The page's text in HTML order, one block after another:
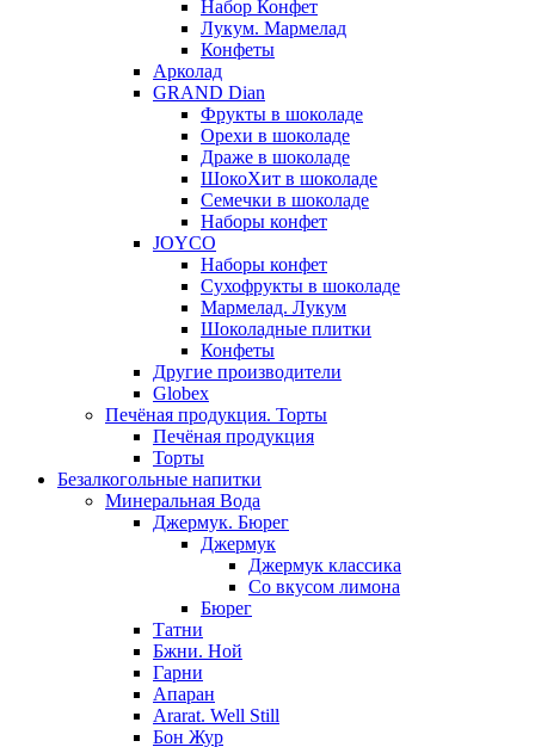
Набор Конфет
Лукум. Мармелад
Конфеты
Арколад
GRAND Dian
Фрукты в шоколаде
Орехи в шоколаде
Драже в шоколаде
ШокоХит в шоколаде
Семечки в шоколаде
Наборы конфет
JOYCO
Наборы конфет
Сухофрукты в шоколаде
Мармелад. Лукум
Шоколадные плитки
Конфеты
Другие производители
Globex
Печёная продукция. Торты
Печёная продукция
Торты
Безалкогольные напитки
Минеральная Вода
Джермук. Бюрег
Джермук
Джермук классика
Со вкусом лимона
Бюрег
Татни
Бжни. Ной
Гарни
Апаран
Ararat. Well Still
Бон Жур